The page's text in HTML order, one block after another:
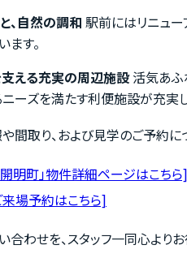
れる理由
、自然の調和 駅前にはリニュ
ます。
える充実の周辺施設活気あふ
ニーズを満たす利便施設が充実
間取り、および見学のご予約に
明町」物件詳細ページはこちら]
場予約はこちら]
わせを、スタッフ一同心より